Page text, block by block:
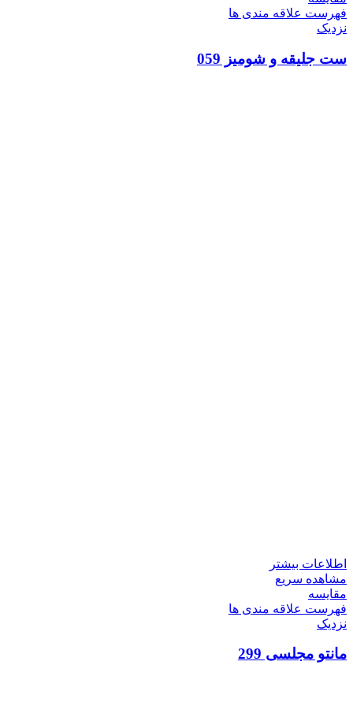
فهرست علاقه مندی ها
نزدیک
ست جلیقه و شومیز 059
اطلاعات بیشتر
مشاهده سریع
مقایسه
فهرست علاقه مندی ها
نزدیک
مانتو مجلسی 299